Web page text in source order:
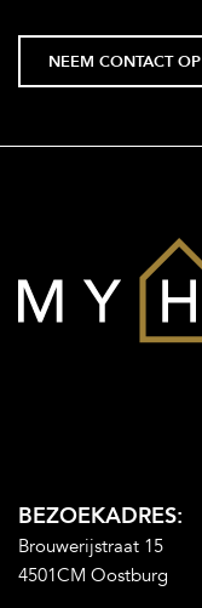
NEEM CONTACT OP
BEZOEKADRES:
Brouwerijstraat 15
4501CM Oostburg